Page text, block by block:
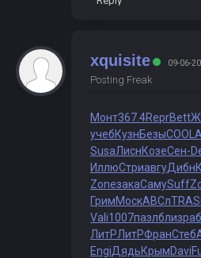
xquisite 09-06-
Posting Freak
Монт367.4ReprBett
учебКузнБезыCOOL
SusaЛиснКозеСен-
ИллюСтриавгуДибн
ZoneзакаСамуSuff
ГримМоскАВСлTRAS
Vali1007пазлблиз
ЛитРЛитРФранСтеб
EngiДядьКрымDavi